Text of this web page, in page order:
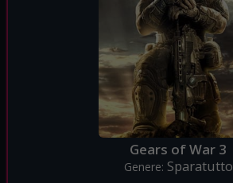
Gears of War 3
Genere: Sparatutto